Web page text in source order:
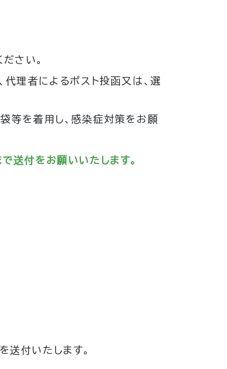
さい。
代理者によるポスト投函又は、選
等を着用し、感染症対策をお願
送付をお願いいたします。
付いたします。